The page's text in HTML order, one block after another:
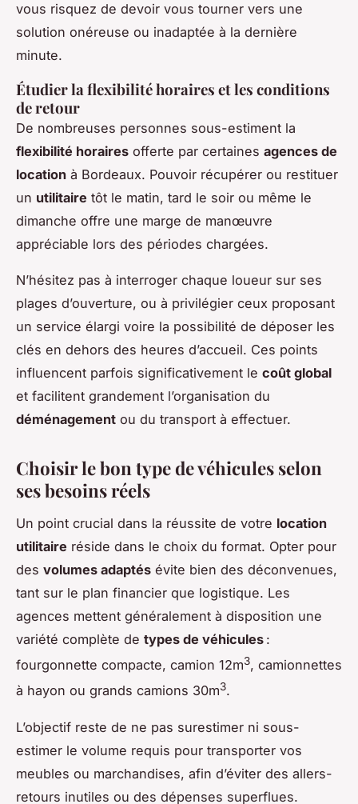
vous risquez de devoir vous tourner vers une
solution onéreuse ou inadaptée à la dernière
minute.
Étudier la flexibilité horaires et les conditions
de retour
De nombreuses personnes sous-estiment la
flexibilité horaires offerte par certaines agences de
location à Bordeaux. Pouvoir récupérer ou restituer
un utilitaire tôt le matin, tard le soir ou même le
dimanche offre une marge de manœuvre
appréciable lors des périodes chargées.
N’hésitez pas à interroger chaque loueur sur ses
plages d’ouverture, ou à privilégier ceux proposant
un service élargi voire la possibilité de déposer les
clés en dehors des heures d’accueil. Ces points
influencent parfois significativement le coût global
et facilitent grandement l’organisation du
déménagement ou du transport à effectuer.
Choisir le bon type de véhicules selon
ses besoins réels
Un point crucial dans la réussite de votre location
utilitaire réside dans le choix du format. Opter pour
des volumes adaptés évite bien des déconvenues,
tant sur le plan financier que logistique. Les
agences mettent généralement à disposition une
variété complète de types de véhicules :
fourgonnette compacte, camion 12m3, camionnettes
à hayon ou grands camions 30m3.
L’objectif reste de ne pas surestimer ni sous-
estimer le volume requis pour transporter vos
meubles ou marchandises, afin d’éviter des allers-
retours inutiles ou des dépenses superflues.